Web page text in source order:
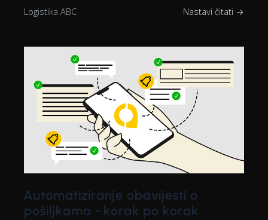
Logistika ABC Nastavi čitati →
Automatiziranje obavijesti o
pošiljkama - korak po korak